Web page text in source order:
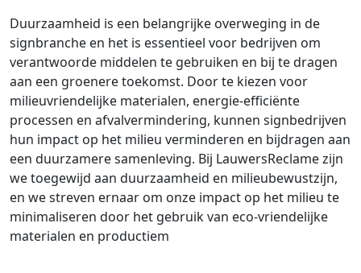
Duurzaamheid is een belangrijke overweging in de
signbranche en het is essentieel voor bedrijven om
verantwoorde middelen te gebruiken en bij te dragen
aan een groenere toekomst. Door te kiezen voor
milieuvriendelijke materialen, energie-efficiënte
processen en afvalvermindering, kunnen signbedrijven
hun impact op het milieu verminderen en bijdragen aan
een duurzamere samenleving. Bij LauwersReclame zijn
we toegewijd aan duurzaamheid en milieubewustzijn,
en we streven ernaar om onze impact op het milieu te
minimaliseren door het gebruik van eco-vriendelijke
materialen en productiem